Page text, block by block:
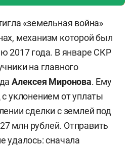
«земельная война»
механизм которой был
2017 года. В январе СКР
на главного
Алексея Миронова. Ему
уклонением от уплаты
сделки с землей под
млн рублей. Отправить
удалось: сначала